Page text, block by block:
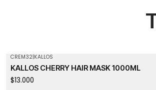
CREM32|KALLOS
KALLOS CHERRY HAIR MASK 1000ML
$13.000